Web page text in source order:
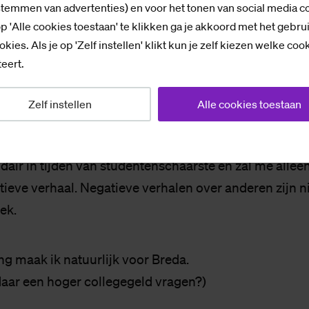
van advertenties) en voor het tonen van social media
'Alle cookies toestaan' te klikken ga je akkoord met het
Als je op 'Zelf instellen' klikt kun je zelf kiezen welke
Zelf instellen Alle cookies toestaan
werd vorig jaar vaak genoemd als alternatieve keuze
ik dit jaar helemaal niet, dus misschien is de
Toegepaste Psychologie dan? Teveel
werken.
in tijden van studentenschaarste en zal me
verhaal. Negatieve verhalen over anderen zijn
maak ik natuurlijk voor Breda.
een hoger collegegeld vragen?)